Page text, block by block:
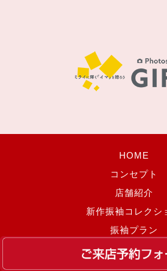
HOME
コンセプト
店舗紹介
新作振袖コレクシ
振袖プラン
振袖予約フォーム
催事・イベント